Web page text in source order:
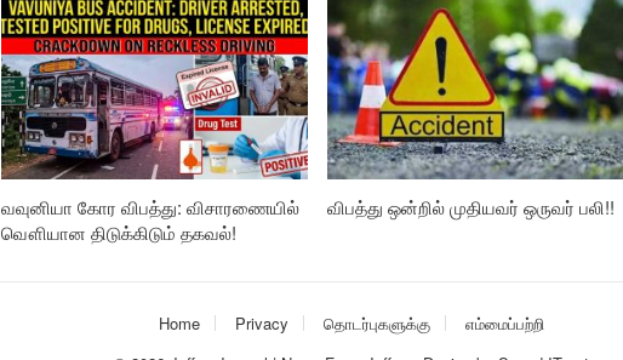
வவுனியா கோர விபத்து: விசாரணையில்
வௌியான திடுக்கிடும் தகவல்!
விபத்து ஒன்றில் முதியவர் ஒருவர் பலி!!
Home Privacy தொடர்புகளுக்கு
எம்மைப்பற்றி